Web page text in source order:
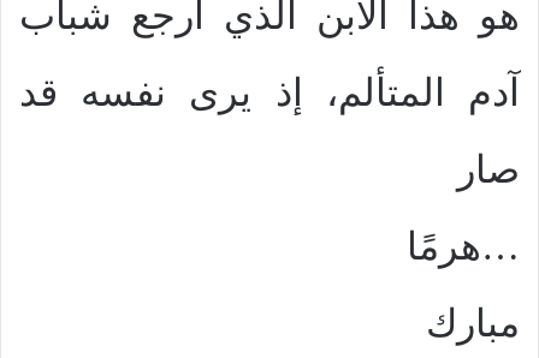
هو هذا الابن الذي أرجع شباب
آدم المتألم، إذ يرى نفسه قد
صار
هرمًا…
مبارك